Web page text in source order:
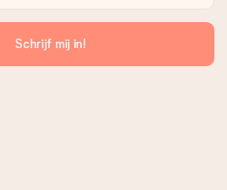
Schrijf mij in!